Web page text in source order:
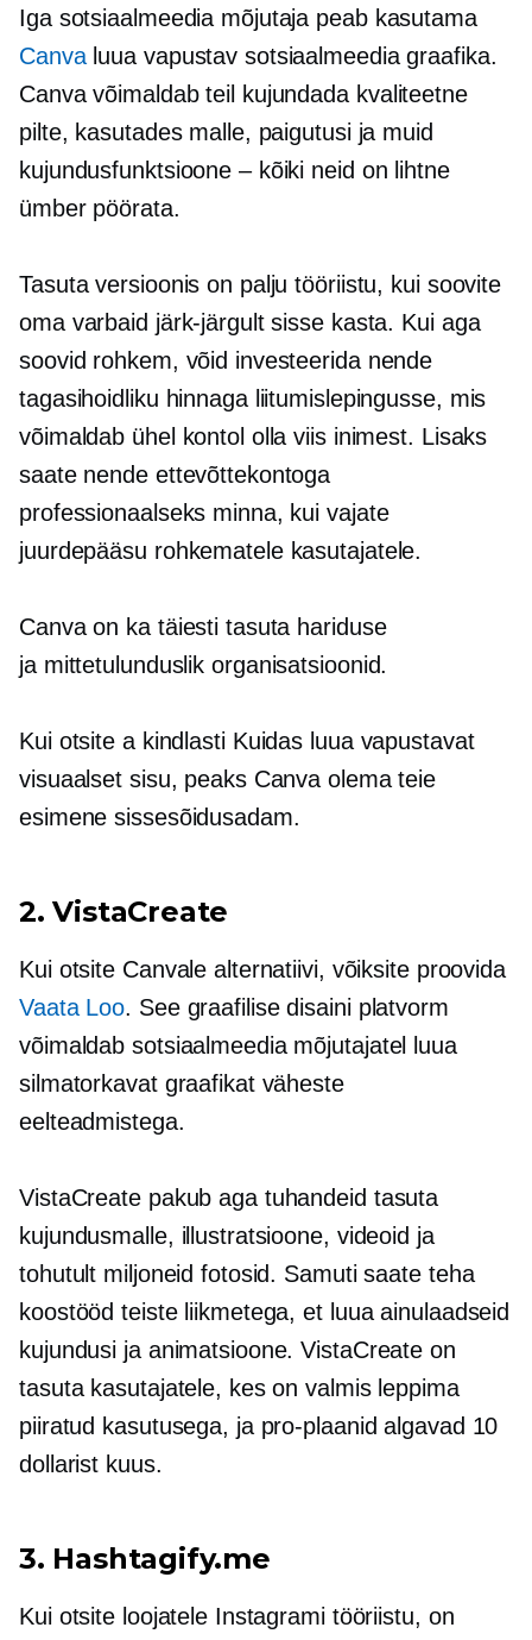
Iga sotsiaalmeedia mõjutaja peab kasutama
Canvaluua vapustav sotsiaalmeedia graafika.
Canva võimaldab teil kujundada kvaliteetne
pilte, kasutades malle, paigutusi ja muid
kujundusfunktsioone – kõiki neid on lihtne
ümber pöörata.
Tasuta versioonis on palju tööriistu, kui soovite
oma varbaid järk-järgult sisse kasta. Kui aga
soovid rohkem, võid investeerida nende
tagasihoidliku hinnaga liitumislepingusse, mis
võimaldab ühel kontol olla viis inimest. Lisaks
saate nende ettevõttekontoga
professionaalseks minna, kui vajate
juurdepääsu rohkematele kasutajatele.
Canva on ka täiesti tasuta hariduse
ja mittetulunduslik organisatsioonid.
Kui otsite a kindlastiKuidas luua vapustavat
visuaalset sisu, peaks Canva olema teie
esimenesissesõidusadam.
2. VistaCreate
Kui otsite Canvale alternatiivi, võiksite proovida
Vaata Loo. See graafilise disaini platvorm
võimaldab sotsiaalmeedia mõjutajatel luua
silmatorkavat graafikat väheste
eelteadmistega.
VistaCreate pakub aga tuhandeid tasuta
kujundusmalle, illustratsioone, videoid ja
tohutult miljoneid fotosid. Samuti saate teha
koostööd teiste liikmetega, et luua ainulaadseid
kujundusi ja animatsioone. VistaCreate on
tasuta kasutajatele, kes on valmis leppima
piiratud kasutusega, ja pro-plaanid algavad 10
dollarist kuus.
3. Hashtagify.me
Kui otsite loojatele Instagrami tööriistu, on